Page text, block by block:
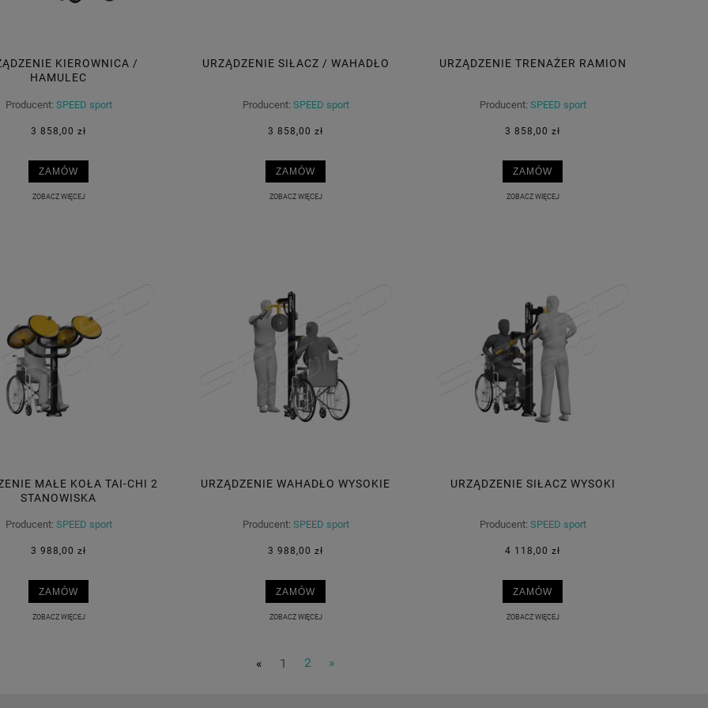
KIEROWNICA /
HAMULEC
Producent: SPEED sport
3 858,00 zł
ZAMÓW
ZOBACZ WIĘCEJ
URZĄDZENIE SIŁACZ / WAHADŁO
Producent: SPEED sport
3 858,00 zł
ZAMÓW
ZOBACZ WIĘCEJ
URZĄDZENIE TRENAŻER RAMION
Producent: SPEED sport
3 858,00 zł
ZAMÓW
ZOBACZ WIĘCEJ
MAŁE KOŁA TAI-CHI 2
STANOWISKA
Producent: SPEED sport
3 988,00 zł
ZAMÓW
ZOBACZ WIĘCEJ
URZĄDZENIE WAHADŁO WYSOKIE
Producent: SPEED sport
3 988,00 zł
ZAMÓW
ZOBACZ WIĘCEJ
URZĄDZENIE SIŁACZ WYSOKI
Producent: SPEED sport
4 118,00 zł
ZAMÓW
ZOBACZ WIĘCEJ
« 1 2 »